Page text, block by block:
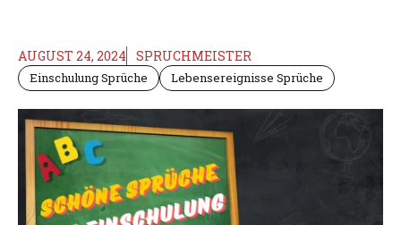
AUGUST 24, 2024 SPRUCHMEISTER
Einschulung Sprüche Lebensereignisse Sprüche